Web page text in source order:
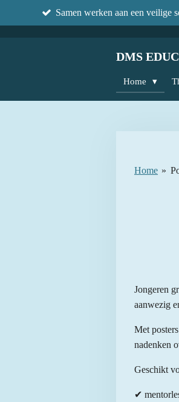
direct
Samen werken aan een veilige
DMS
Home
Home »
Jongeren
aanwezig
Met
nadenken
Geschikt
✔